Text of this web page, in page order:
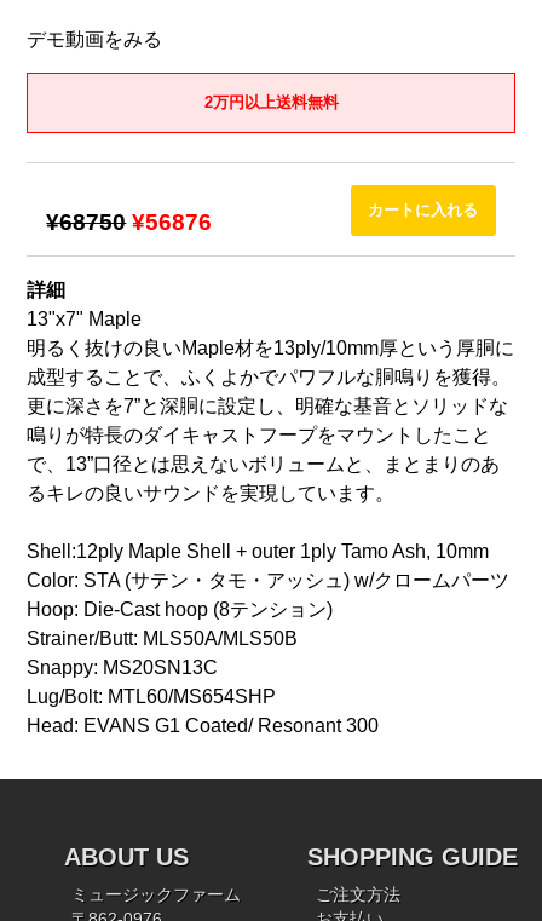
デモ動画をみる
2万円以上送料無料
¥68750 ¥56876
詳細
13"x7" Maple
明るく抜けの良いMaple材を13ply/10mm厚という厚胴に
成型することで、ふくよかでパワフルな胴鳴りを獲得。
更に深さを7”と深胴に設定し、明確な基音とソリッドな
鳴りが特長のダイキャストフープをマウントしたこと
で、13”口径とは思えないボリュームと、まとまりのあ
るキレの良いサウンドを実現しています。
Shell:12ply Maple Shell + outer 1ply Tamo Ash, 10mm
Color: STA (サテン・タモ・アッシュ) w/クロームパーツ
Hoop: Die-Cast hoop (8テンション)
Strainer/Butt: MLS50A/MLS50B
Snappy: MS20SN13C
Lug/Bolt: MTL60/MS654SHP
Head: EVANS G1 Coated/ Resonant 300
ABOUT US
ミュージックファーム
SHOPPING GUIDE
ご注文方法